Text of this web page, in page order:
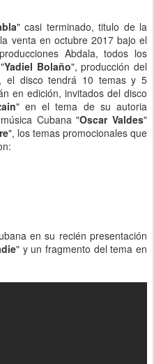
" casi terminado, titulo de la
venta en octubre 2017 bajo el
Abdala, todos los
Yadiel Bolaño", producción del
el disco tendrá 10 temas y 5
en edición, invitados del disco
" en el tema de su autoria
Cubana "Oscar Valdes"
", los temas promocionales que
en su recién presentación
" y un fragmento del tema en